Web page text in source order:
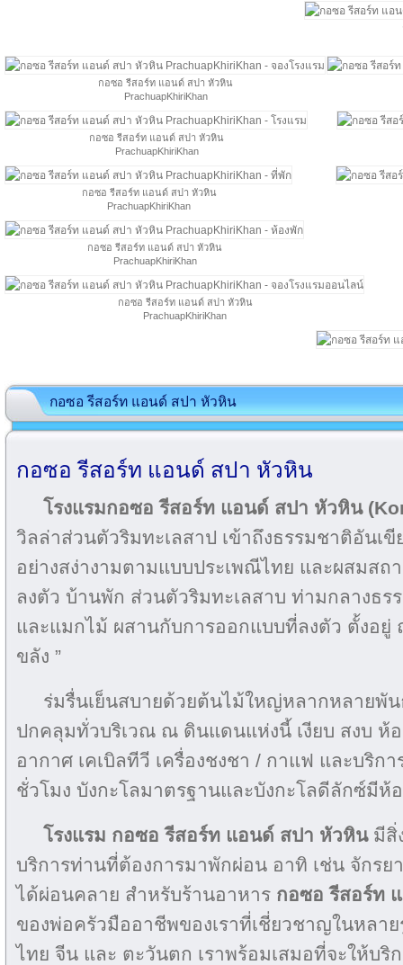
กอซอ รีสอร์ท แอนด์ สปา หัวหิน
PrachuapKhiriKhan
กอซอ รีสอร์ท แอนด์ สปา หัวหิน
PrachuapKhiriKhan
กอซอ รีสอร์ท แอนด์ สปา หัวหิน
PrachuapKhiriKhan
กอซอ รีสอร์ท แอนด์ สปา หัวหิน
PrachuapKhiriKhan
กอซอ รีสอร์ท แอนด์ สปา หัวหิน
PrachuapKhiriKhan
กอซอ รีสอร์ท แอนด์ สปา หัวหิน
กอซอ รีสอร์ท แอนด์ สปา หัวหิน
โรงแรมกอซอ รีสอร์ท แอนด์ สปา หัวหิน
วิลล่าส่วนตัวริมทะเลสาป เข้าถึงธรรมชาติอันเ
อย่างสง่างามตามแบบประเพณีไทย และผสมสถ
ลงตัว บ้านพัก ส่วนตัวริมทะเลสาบ ท่ามกลางธ
และแมกไม้ ผสานกับการออกแบบที่ลงตัว ตั้งอยู่
ขลัง ”
ร่มรื่นเย็นสบายด้วยต้นไม้ใหญ่หลากหลายพัน
ปกคลุมทั่วบริเวณ ณ ดินแดนแห่งนี้ เงียบ สงบ ห้
อากาศ เคเบิลทีวี เครื่องชงชา / กาแฟ และบริก
ชั่วโมง บังกะโลมาตรฐานและบังกะโลดีลักซ์มีห้
โรงแรม กอซอ รีสอร์ท แอนด์ สปา หัวหินมีสิ่
บริการท่านที่ต้องการมาพักผ่อน อาทิ เช่น จักรย
ได้ผ่อนคลาย สำหรับร้านอาหาร กอซอ รีสอร์ท
ของพ่อครัวมืออาชีพของเราที่เชี่ยวชาญในหลา
ไทย จีน และ ตะวันตก เราพร้อมเสมอที่จะให้บริ